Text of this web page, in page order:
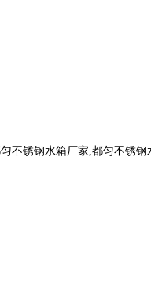
不锈钢水箱厂家,都匀不锈钢